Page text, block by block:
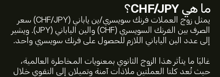
ما هيCHF/JPY؟
يمثل زوج العملات فرنك سويسري/ين ياباني (CHF/JPY) سعر
الصرف بين الفرنك السويسري (CHF) والين الياباني (JPY). ويشير
إلى عدد الين الياباني اللازم للحصول على فرنك سويسري واحد.
غالبًا ما يتأثر هذا الزوج الثانوي بمعنويات المخاطرة العالمية،
حيث تُعد كلتا العملتين ملاذات آمنة وتميلان إلى التقوي خلال
السعر الحالي لـ CHFJPY هو 194.997‎¥‎ دولار
أعلى سعر على الإطلاق لـ CHF/JPY هو 204.392‎¥‎ دولار